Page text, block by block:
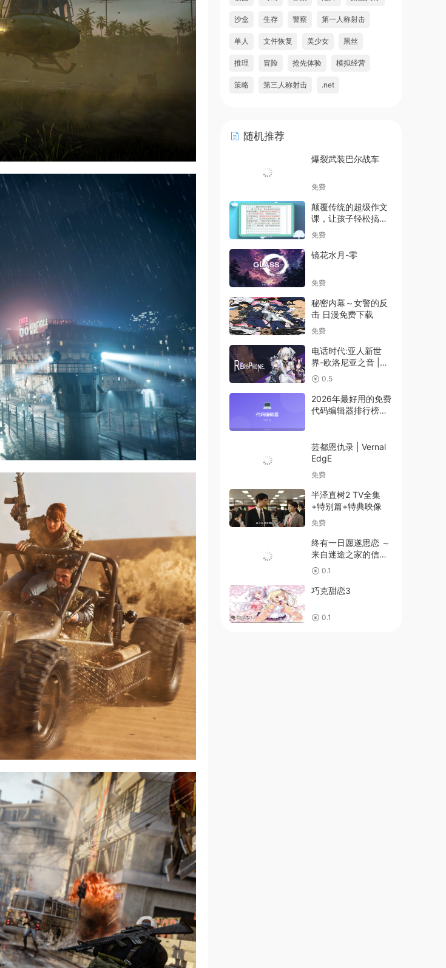
沙盒 生存 警察 第一人称射击
单人 文件恢复 美少女 黑丝
推理 冒险 抢先体验 模拟经营
策略 第三人称射击 .net
随机推荐
爆裂武装巴尔战车
免费
颠覆传统的超级作文
课，让孩子轻松搞定
写作（完结）
免费
镜花水月-零
免费
秘密内幕～女警的反
击 日漫免费下载
免费
电话时代:亚人新世
界-欧洛尼亚之音 |
RErophone
0.5
2026年最好用的免费
代码编辑器排行榜
芸都恩仇录 | Vernal
EdgE
免费
半泽直树2 TV全集
+特别篇+特典映像
免费
终有一日愿遂思恋 ～
来自迷途之家的信笺
～ 0.1
巧克甜恋3
0.1